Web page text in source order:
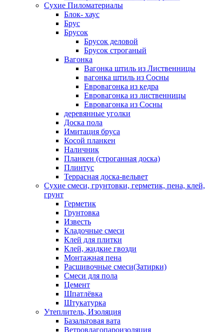
Сухие Пиломатериалы
Блок- хаус
Брус
Брусок
Брусок деловой
Брусок строганый
Вагонка
Вагонка штиль из Лиственницы
вагонка штиль из Сосны
Евровагонка из кедра
Евровагонка из лиственницы
Евровагонка из Сосны
деревянные уголки
Доска пола
Имитация бруса
Косой планкен
Наличник
Планкен (строганная доска)
Плинтус
Террасная доска-вельвет
Сухие смеси, грунтовки, герметик, пена, клей,
грунт
Герметик
Грунтовка
Известь
Кладочные смеси
Клей для плитки
Клей, жидкие гвозди
Монтажная пена
Расшивочные смеси(Затирки)
Смеси для пола
Цемент
Шпатлёвка
Штукатурка
Утеплитель, Изоляция
Базальтовая вата
Ветровлагопароизоляция